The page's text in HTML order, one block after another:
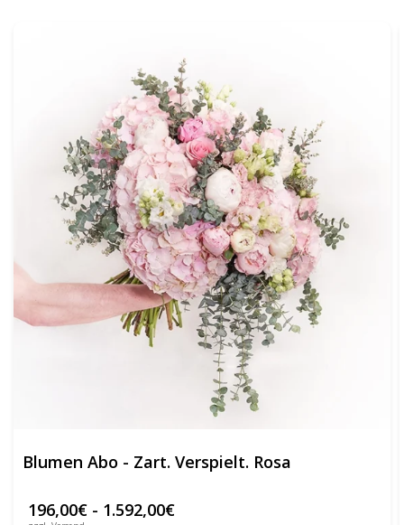
Blumen Abo - Zart. Verspielt. Rosa
196,00€ - 1.592,00€